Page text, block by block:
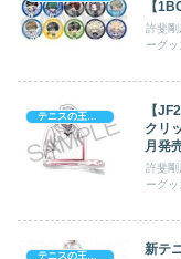
【
許斐剛
【
クリ
月発
許斐剛
新テ